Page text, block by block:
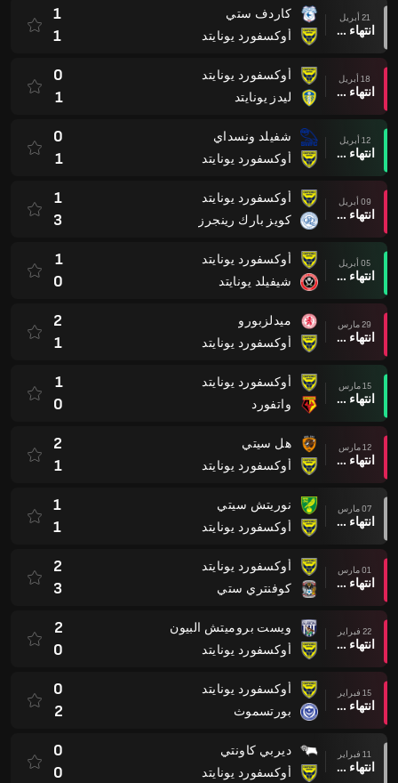
21 أبريل
انتهاء وقت المباراة
كاردف ستي
أوكسفورد يونايتد
1
1
18 أبريل
انتهاء وقت المباراة
أوكسفورد يونايتد
ليدز يونايتد
0
1
12 أبريل
انتهاء وقت المباراة
شفيلد ونسداي
أوكسفورد يونايتد
0
1
09 أبريل
انتهاء وقت المباراة
أوكسفورد يونايتد
كويز بارك رينجرز
1
3
05 أبريل
انتهاء وقت المباراة
أوكسفورد يونايتد
شيفيلد يونايتد
1
0
29 مارس
انتهاء وقت المباراة
ميدلزبورو
أوكسفورد يونايتد
2
1
15 مارس
انتهاء وقت المباراة
أوكسفورد يونايتد
واتفورد
1
0
12 مارس
انتهاء وقت المباراة
هل سيتي
أوكسفورد يونايتد
2
1
07 مارس
انتهاء وقت المباراة
نوريتش سيتي
أوكسفورد يونايتد
1
1
01 مارس
انتهاء وقت المباراة
أوكسفورد يونايتد
كوفنتري ستي
2
3
22 فبراير
انتهاء وقت المباراة
ويست بروميتش البيون
أوكسفورد يونايتد
2
0
15 فبراير
انتهاء وقت المباراة
أوكسفورد يونايتد
بورتسموث
0
2
11 فبراير
انتهاء وقت المباراة
ديربي كاونتي
أوكسفورد يونايتد
0
0